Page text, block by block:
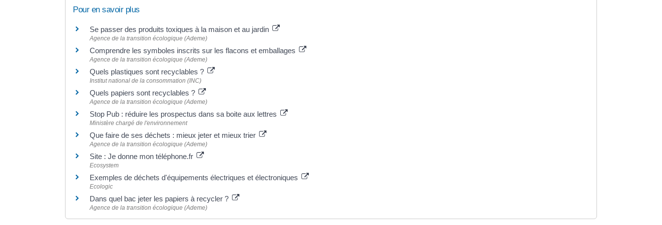
Pour en savoir plus
Se passer des produits toxiques à la maison et au jardin
Agence de la transition écologique (Ademe)
Comprendre les symboles inscrits sur les flacons et emballages
Agence de la transition écologique (Ademe)
Quels plastiques sont recyclables ?
Institut national de la consommation (INC)
Quels papiers sont recyclables ?
Agence de la transition écologique (Ademe)
Stop Pub : réduire les prospectus dans sa boite aux lettres
Ministère chargé de l'environnement
Que faire de ses déchets : mieux jeter et mieux trier
Agence de la transition écologique (Ademe)
Site : Je donne mon téléphone.fr
Ecosystem
Exemples de déchets d'équipements électriques et électroniques
Ecologic
Dans quel bac jeter les papiers à recycler ?
Agence de la transition écologique (Ademe)